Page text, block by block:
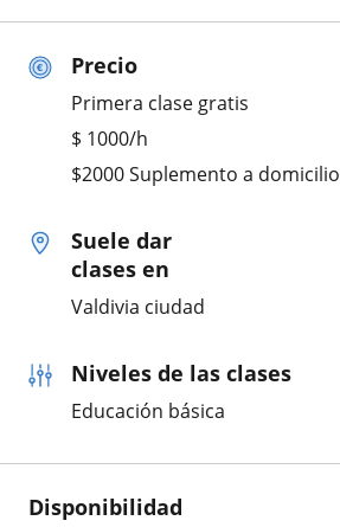
Precio
Primera clase gratis
$ 1000/h
$2000 Suplemento a domicilio
Suele dar
clases en
Valdivia ciudad
Niveles de las clases
Educación básica
Disponibilidad